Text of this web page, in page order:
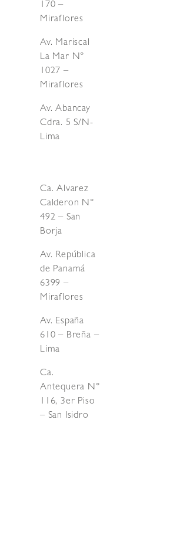
170 –
Miraflores
Av. Mariscal
La Mar N°
1027 –
Miraflores
Av. Abancay
Cdra. 5 S/N-
Lima
Ca. Alvarez
Calderon N°
492 – San
Borja
Av. República
de Panamá
6399 –
Miraflores
Av. España
610 – Breña –
Lima
Ca.
Antequera N°
116, 3er Piso
– San Isidro